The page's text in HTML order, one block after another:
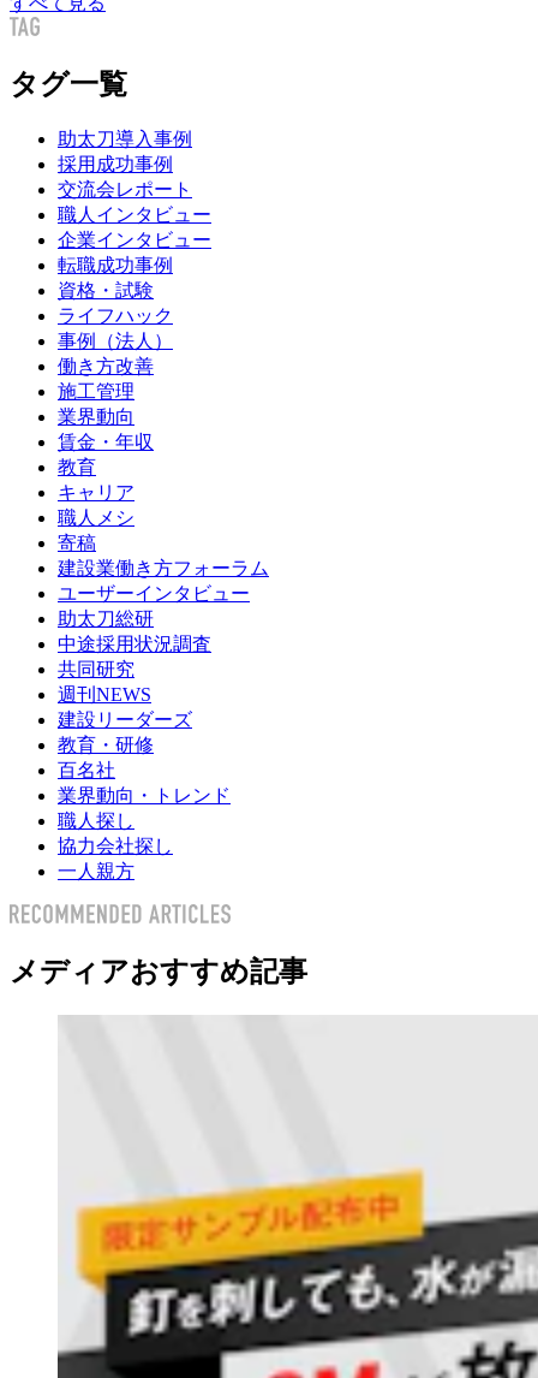
タグ一覧
助太刀導入事例
採用成功事例
交流会レポート
職人インタビュー
企業インタビュー
転職成功事例
資格・試験
ライフハック
事例（法人）
働き方改善
施工管理
業界動向
賃金・年収
教育
キャリア
職人メシ
寄稿
建設業働き方フォーラム
ユーザーインタビュー
助太刀総研
中途採用状況調査
共同研究
週刊NEWS
建設リーダーズ
教育・研修
百名社
業界動向・トレンド
職人探し
協力会社探し
一人親方
メディアおすすめ記事